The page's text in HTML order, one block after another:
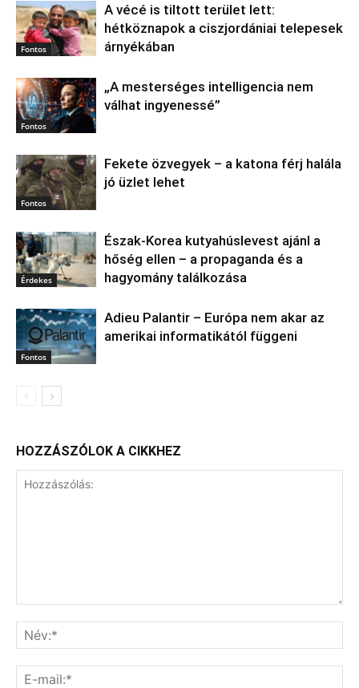
Fontos
A vécé is tiltott terület lett:
hétköznapok a ciszjordániai telepesek
árnyékában
Fontos
„A mesterséges intelligencia nem
válhat ingyenessé”
Fontos
Fekete özvegyek – a katona férj halála
jó üzlet lehet
Érdekes
Észak‑Korea kutyahúslevest ajánl a
hőség ellen – a propaganda és a
hagyomány találkozása
Fontos
Adieu Palantir – Európa nem akar az
amerikai informatikától függeni
HOZZÁSZÓLOK A CIKKHEZ